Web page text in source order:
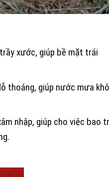
xước, giúp bề mặt trái
thoáng, giúp nước mưa
nhập, giúp cho việc bao